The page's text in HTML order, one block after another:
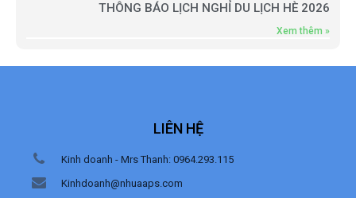
THÔNG BÁO LỊCH NGHỈ DU LỊCH HÈ 2026
Xem thêm »
LIÊN HỆ
Kinh doanh - Mrs Thanh: 0964.293.115
Kinhdoanh@nhuaaps.com